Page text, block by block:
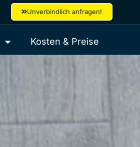
Unverbindlich anfragen!
Kosten & Preise